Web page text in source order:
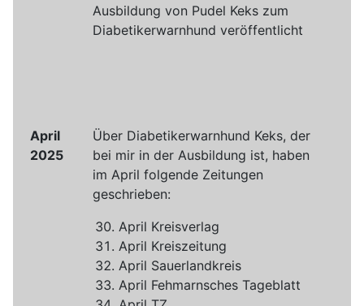
Ausbildung von Pudel Keks zum
Diabetikerwarnhund veröffentlicht
April
2025
Über Diabetikerwarnhund Keks, der
bei mir in der Ausbildung ist, haben
im April folgende Zeitungen
geschrieben:
April Kreisverlag
April Kreiszeitung
April Sauerlandkreis
April Fehmarnsches Tageblatt